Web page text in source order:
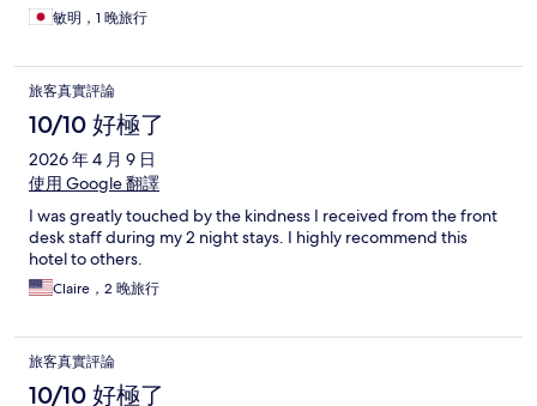
敏明，1 晚旅行
旅客真實評論
10/10 好極了
2026 年 4 月 9 日
使用 Google 翻譯
I was greatly touched by the kindness I received from the front
desk staff during my 2 night stays. I highly recommend this
hotel to others.
Claire，2 晚旅行
旅客真實評論
10/10 好極了